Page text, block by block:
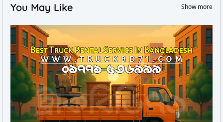
You May Like Show more